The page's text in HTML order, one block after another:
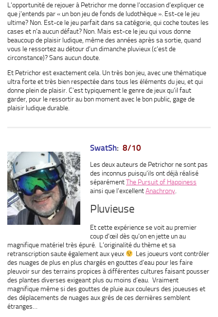
L’opportunité de rejouer à Petrichor me donne l’occasion d’expliquer ce
que j’entends par « un bon jeu de fonds de ludothèque ». Est-ce le jeu
ultime? Non. Est-ce le jeu parfait dans sa catégorie, qui coche toutes les
cases et n’a aucun défaut? Non. Mais est-ce le jeu qui vous donne
beaucoup de plaisir ludique, même des années après sa sortie, quand
vous le ressortez au détour d’un dimanche pluvieux (c’est de
circonstance)? Sans aucun doute.
Et Petrichor est exactement cela. Un très bon jeu, avec une thématique
ultra forte et très bien respectée dans tous les éléments du jeu, et qui
donne plein de plaisir. C’est typiquement le genre de jeux qu’il faut
garder, pour le ressortir au bon moment avec le bon public, gage de
plaisir ludique durable.
SwatSh: 8/10
Les deux auteurs de Petrichor ne sont pas
des inconnus puisqu’ils ont déjà réalisé
séparémentThe Pursuit of Happiness
ainsi que l’excellentAnachrony.
Pluvieuse
Et cette expérience se voit au premier
coup d’œil dès qu’on en jette un au
magnifique matériel très épuré. L’originalité du thème et sa
retranscription saute également aux yeux
Les joueurs vont contrôler
des nuages de plus en plus chargés en gouttes d’eau pour les faire
pleuvoir sur des terrains propices à différentes cultures faisant pousser
des plantes diverses exigeant plus ou moins d’eau. Vraiment
magnifique même si des gouttes de pluie aux couleurs des joueuses et
des déplacements de nuages aux grés de ces dernières semblent
étranges…